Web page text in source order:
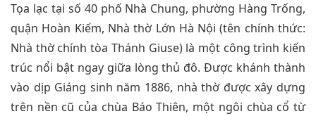
Tọa lạc tại số 40 phố Nhà Chung, phường Hàng Trống,
quận Hoàn Kiếm, Nhà thờ Lớn Hà Nội (tên chính thức:
Nhà thờ chính tòa Thánh Giuse) là một công trình kiến
trúc nổi bật ngay giữa lòng thủ đô. Được khánh thành
vào dịp Giáng sinh năm 1886, nhà thờ được xây dựng
trên nền cũ của chùa Báo Thiên, một ngôi chùa cổ từ